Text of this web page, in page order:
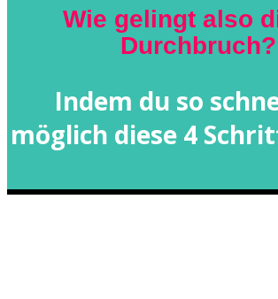
Wie gelingt also
Durchbruch?
Indem du so
möglich diese 4